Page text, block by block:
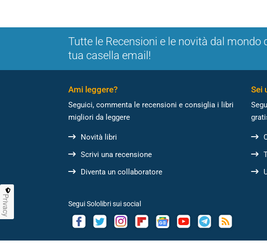
Tutte le Recensioni e le novità dal mondo
tua casella email!
Ami leggere?
Seguici, commenta le recensioni e consiglia i libri
migliori da leggere
Novità libri
Scrivi una recensione
Diventa un collaboratore
Sei
Segui Sololibri sui social
Privacy